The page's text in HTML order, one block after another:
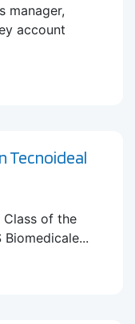
manager,
account
Tecnoideal
Class of the